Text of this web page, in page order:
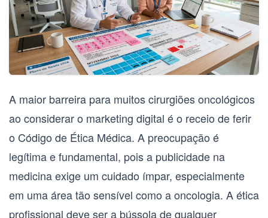
A maior barreira para muitoscirurgiões oncológicos
ao considerar o marketing digital é o receio de ferir
o Código de Ética Médica. A preocupação é
legítima e fundamental, pois a publicidade na
medicina exige um cuidado ímpar, especialmente
em uma área tão sensível como a oncologia. A ética
profissional deve ser a bússola de qualquer